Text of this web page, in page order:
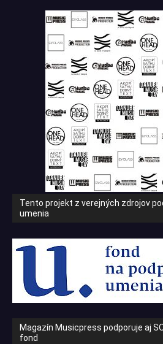
Tento projekt z verejných zdrojov
umenia
Magazín Musicpress podporuje aj
fond